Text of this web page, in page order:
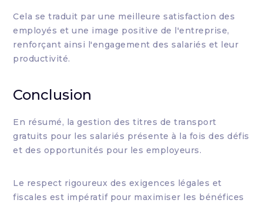
Cela se traduit par une meilleure satisfaction des
employés et une image positive de l'entreprise,
renforçant ainsi l'engagement des salariés et leur
productivité.
Conclusion
En résumé, la gestion des titres de transport
gratuits pour les salariés présente à la fois des défis
et des opportunités pour les employeurs.
Le respect rigoureux des exigences légales et
fiscales est impératif pour maximiser les bénéfices